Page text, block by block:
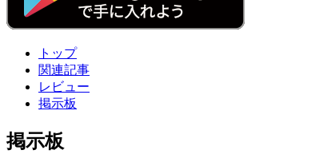
トップ
関連記事
レビュー
掲示板
掲示板